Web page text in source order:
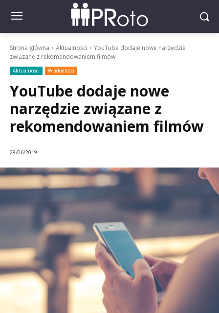
Strona główna Aktualności
YouTube dodaje nowe narzędzie
związane z rekomendowaniem filmów
Aktualności Wiadomości
YouTube dodaje nowe
narzędzie związane z
rekomendowaniem filmów
28/06/2019